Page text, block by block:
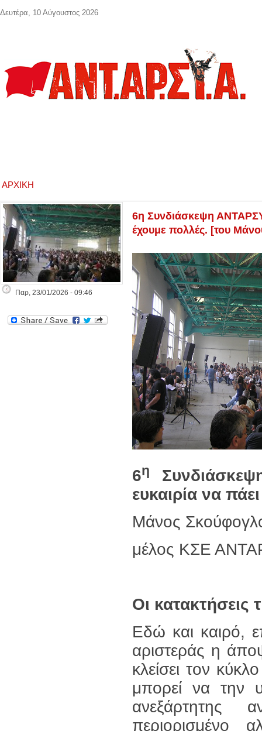
ΑΡΧΙΚΉ
Παρ, 23/01/2026 - 09:46
6η Συνδιάσκεψη
έχουμε πολλές. [του
6η
ευκαιρία να
Μάνος
μέλος ΚΣΕ
Οι
Εδώ και καιρό,
αριστεράς η
κλείσει τον
μπορεί να την
ανεξάρτητης
περιορισμένο
Δευτέρα, 10 Αύγουστος 2026